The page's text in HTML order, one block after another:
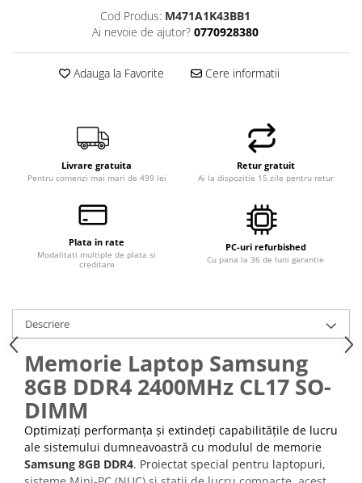
Calculatoare SECOND-HAND
Calculatoare GAMING
Calculatoare REFURBISHED
Calculatoare RENEW
Hard Disk-uri Desktop
Memorii PC
Procesoare
Placi de baza
Ventilatoare carcasa
Componente Renew/Refurbished
Placi de baza REFURBISHED
Procesoare
Placi VIDEO
PC All-in-One
Calculatoare All-in-One NOI
Cod Produs: M471A1K43BB1
Ai nevoie de ajutor? 0770928380
Adauga la Favorite Cere informatii
Livrare gratuita
Pentru comenzi mai mari de 499 lei
Retur gratuit
Ai la dispozitie 15 zile pentru retur
Plata in rate
Modalitati multiple de plata si
creditare
PC-uri refurbished
Cu pana la 36 de luni garantie
Descriere
Memorie Laptop Samsung
8GB DDR4 2400MHz CL17 SO-
DIMM
Optimizați performanța și extindeți capabilitățile de lucru
ale sistemului dumneavoastră cu modulul de memorie
Samsung 8GB DDR4. Proiectat special pentru laptopuri,